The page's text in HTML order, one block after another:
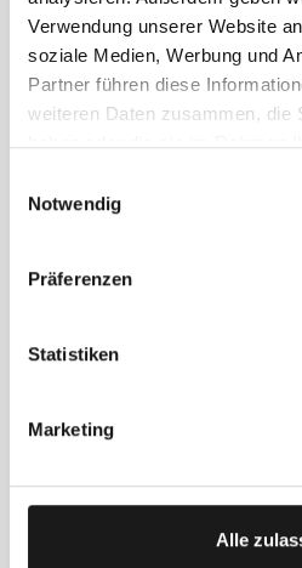
Verwendung unserer Website
soziale Medien, Werbung und
Partner führen diese
weiteren Daten zusammen, die
haben oder die sie im Rahmen
Notwendig
Präferenzen
Statistiken
Marketing
Alle